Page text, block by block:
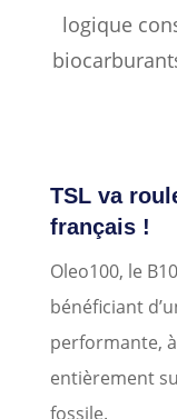
logique
TSL va
français !
Oleo100, le
bénéficiant
performante,
entièrement
fossile.